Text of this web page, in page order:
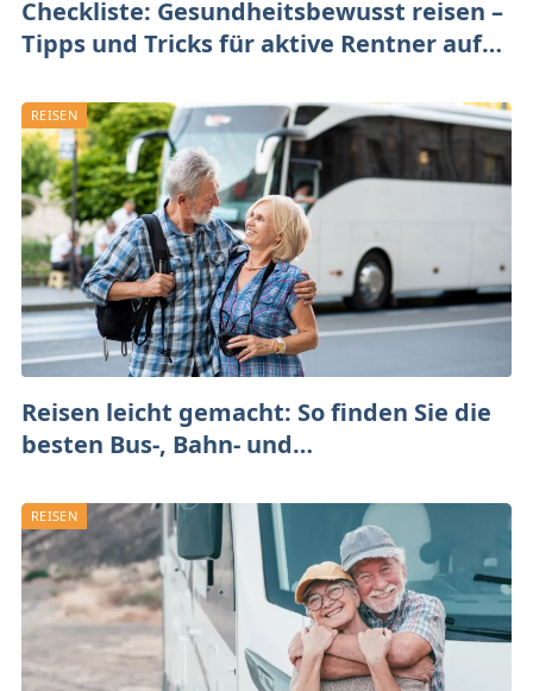
Checkliste: Gesundheitsbewusst reisen –
Tipps und Tricks für aktive Rentner auf
REISEN
Reisen leicht gemacht: So finden Sie die
besten Bus-, Bahn- und
REISEN